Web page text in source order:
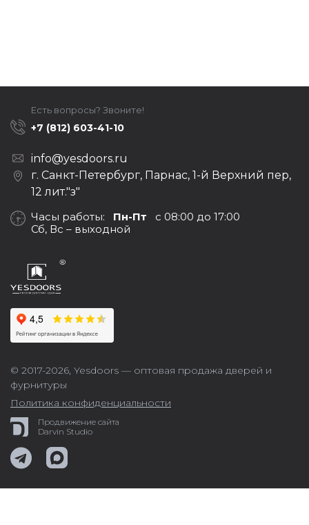
© 2017-2026, Yesdoors — оптовая продажа дверей и
фурнитуры
Политика конфиденциальности
Продвижение сайта
Darvin Studio
Есть вопросы? Звоните!
+7 (812) 603-41-10
info@yesdoors.ru
г. Санкт-Петербург, Парнас, 1-й Верхний пер,
12 лит."з"
Часы работы: Пн-Пт с 08:00 до 17:00
Сб, Вс – выходной